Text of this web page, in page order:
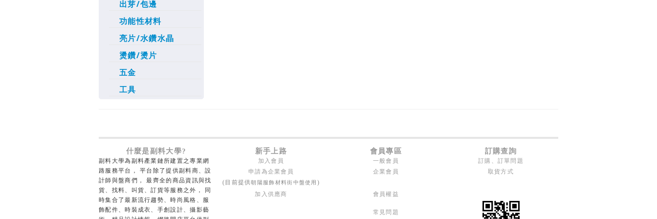
出芽/包邊
功能性材料
亮片/水鑽水晶
燙鑽/燙片
五金
工具
什麼是副料大學? 新手上路 會員專區 訂購查詢
副料大學為副料產業鏈所建置之專業網
路服務平台， 平台除了提供副料商、設
計師與盤商們， 最齊全的商品資訊與找
貨、找料、叫貨、訂貨等服務之外， 同
時集合了最新流行趨勢、時尚風格、服
飾配件、時裝成衣、手創設計、攝影藝
加入會員 一般會員
訂購、訂單問題
申請為企業會員
(目前提供朝陽服飾材料街中盤使用 )
企業會員 取貨方式
加入供應商 會員權益
常見問題